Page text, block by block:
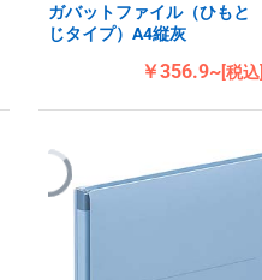
ガバットファイル（ひもと
じタイプ）A4縦灰
￥356.9~[税込]